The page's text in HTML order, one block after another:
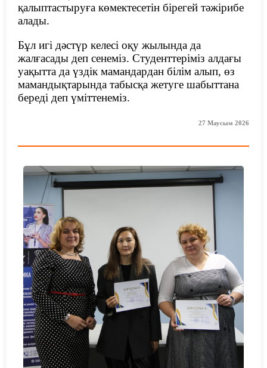
қалыптастыруға көмектесетін бірегей тәжірибе
алады.
Бұл игі дәстүр келесі оқу жылында да
жалғасады деп сенеміз. Студенттеріміз алдағы
уақытта да үздік мамандардан білім алып, өз
мамандықтарында табысқа жетуге шабыттана
береді деп үміттенеміз.
27 Маусым 2026